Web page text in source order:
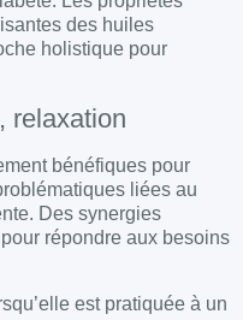
des huiles
holistique pour
relaxation
bénéfiques pour
liées au
Des synergies
répondre aux besoins
est pratiquée à un